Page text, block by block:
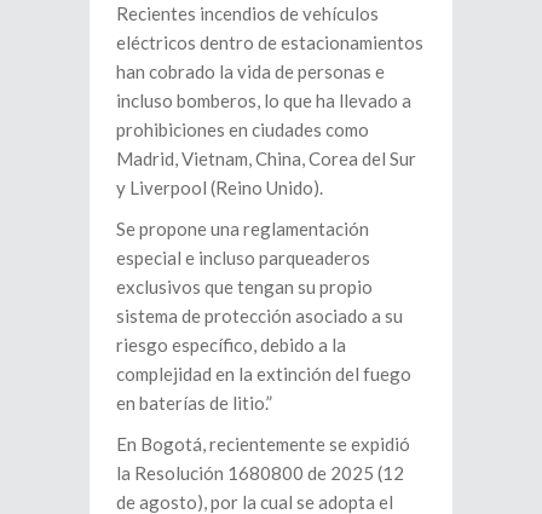
Recientes incendios de vehículos
eléctricos dentro de estacionamientos
han cobrado la vida de personas e
incluso bomberos, lo que ha llevado a
prohibiciones en ciudades como
Madrid, Vietnam, China, Corea del Sur
y Liverpool (Reino Unido).
Se propone una reglamentación
especial e incluso parqueaderos
exclusivos que tengan su propio
sistema de protección asociado a su
riesgo específico, debido a la
complejidad en la extinción del fuego
en baterías de litio.”
En Bogotá, recientemente se expidió
la Resolución 1680800 de 2025 (12
de agosto), por la cual se adopta el